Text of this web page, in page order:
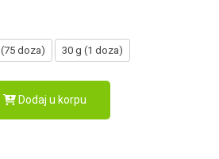
2270g (75 doza) 30 g (1 doza)
Dodaj u korpu